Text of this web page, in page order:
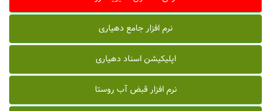
نرم افزار جامع دهیاری
اپلیکیشن اسناد دهیاری
نرم افزار قبض آب روستا